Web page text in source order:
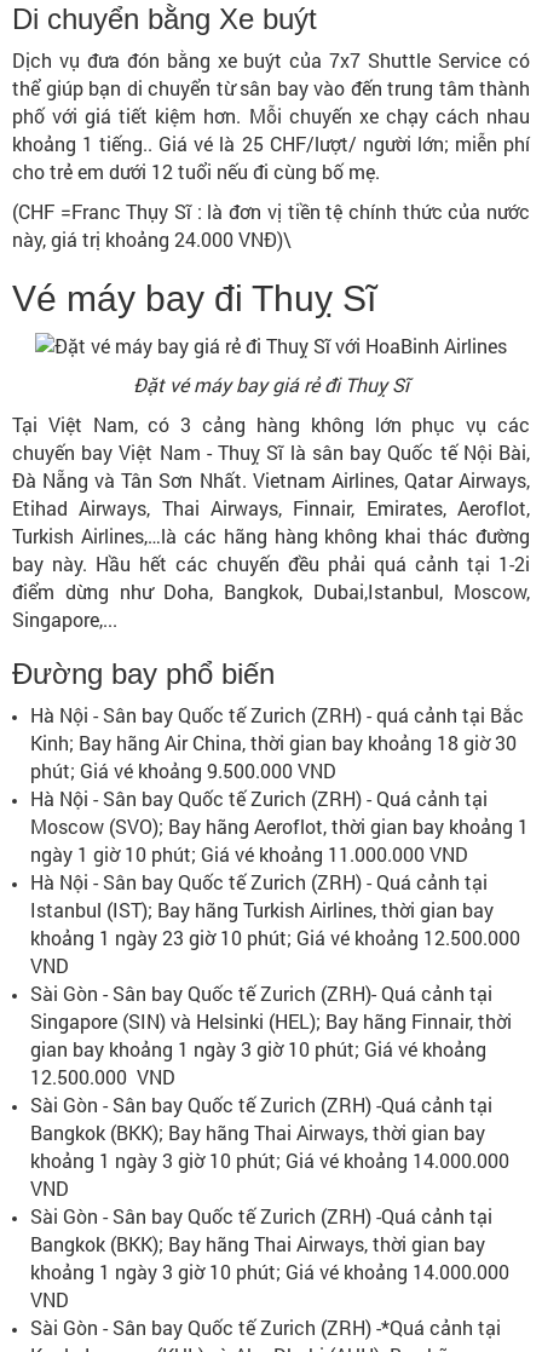
Di chuyển bằng Xe buýt
Dịch vụ đưa đón bằng xe buýt của 7x7 Shuttle Service có
thể giúp bạn di chuyển từ sân bay vào đến trung tâm thành
phố với giá tiết kiệm hơn. Mỗi chuyến xe chạy cách nhau
khoảng 1 tiếng.. Giá vé là 25 CHF/lượt/ người lớn; miễn phí
cho trẻ em dưới 12 tuổi nếu đi cùng bố mẹ.
(CHF =Franc Thụy Sĩ : là đơn vị tiền tệ chính thức của nước
này, giá trị khoảng 24.000 VNĐ)\
Vé máy bay đi Thuỵ Sĩ
Đặt vé máy bay giá rẻ đi Thuỵ Sĩ
Tại Việt Nam, có 3 cảng hàng không lớn phục vụ các
chuyến bay Việt Nam - Thuỵ Sĩ là sân bay Quốc tế Nội Bài,
Đà Nẵng và Tân Sơn Nhất. Vietnam Airlines, Qatar Airways,
Etihad Airways, Thai Airways, Finnair, Emirates, Aeroflot,
Turkish Airlines,…là các hãng hàng không khai thác đường
bay này. Hầu hết các chuyến đều phải quá cảnh tại 1-2i
điểm dừng như Doha, Bangkok, Dubai,Istanbul, Moscow,
Singapore,...
Đường bay phổ biến
Hà Nội - Sân bay Quốc tế Zurich (ZRH) - quá cảnh tại Bắc
Kinh; Bay hãng Air China, thời gian bay khoảng 18 giờ 30
phút; Giá vé khoảng 9.500.000 VND
Hà Nội - Sân bay Quốc tế Zurich (ZRH) - Quá cảnh tại
Moscow (SVO); Bay hãng Aeroflot, thời gian bay khoảng 1
ngày 1 giờ 10 phút; Giá vé khoảng 11.000.000 VND
Hà Nội - Sân bay Quốc tế Zurich (ZRH) - Quá cảnh tại
Istanbul (IST); Bay hãng Turkish Airlines, thời gian bay
khoảng 1 ngày 23 giờ 10 phút; Giá vé khoảng 12.500.000
VND
Sài Gòn - Sân bay Quốc tế Zurich (ZRH)- Quá cảnh tại
Singapore (SIN) và Helsinki (HEL); Bay hãng Finnair, thời
gian bay khoảng 1 ngày 3 giờ 10 phút; Giá vé khoảng
12.500.000 VND
Sài Gòn - Sân bay Quốc tế Zurich (ZRH) -Quá cảnh tại
Bangkok (BKK); Bay hãng Thai Airways, thời gian bay
khoảng 1 ngày 3 giờ 10 phút; Giá vé khoảng 14.000.000
VND
Sài Gòn - Sân bay Quốc tế Zurich (ZRH) -Quá cảnh tại
Bangkok (BKK); Bay hãng Thai Airways, thời gian bay
khoảng 1 ngày 3 giờ 10 phút; Giá vé khoảng 14.000.000
VND
Sài Gòn - Sân bay Quốc tế Zurich (ZRH) -*Quá cảnh tại